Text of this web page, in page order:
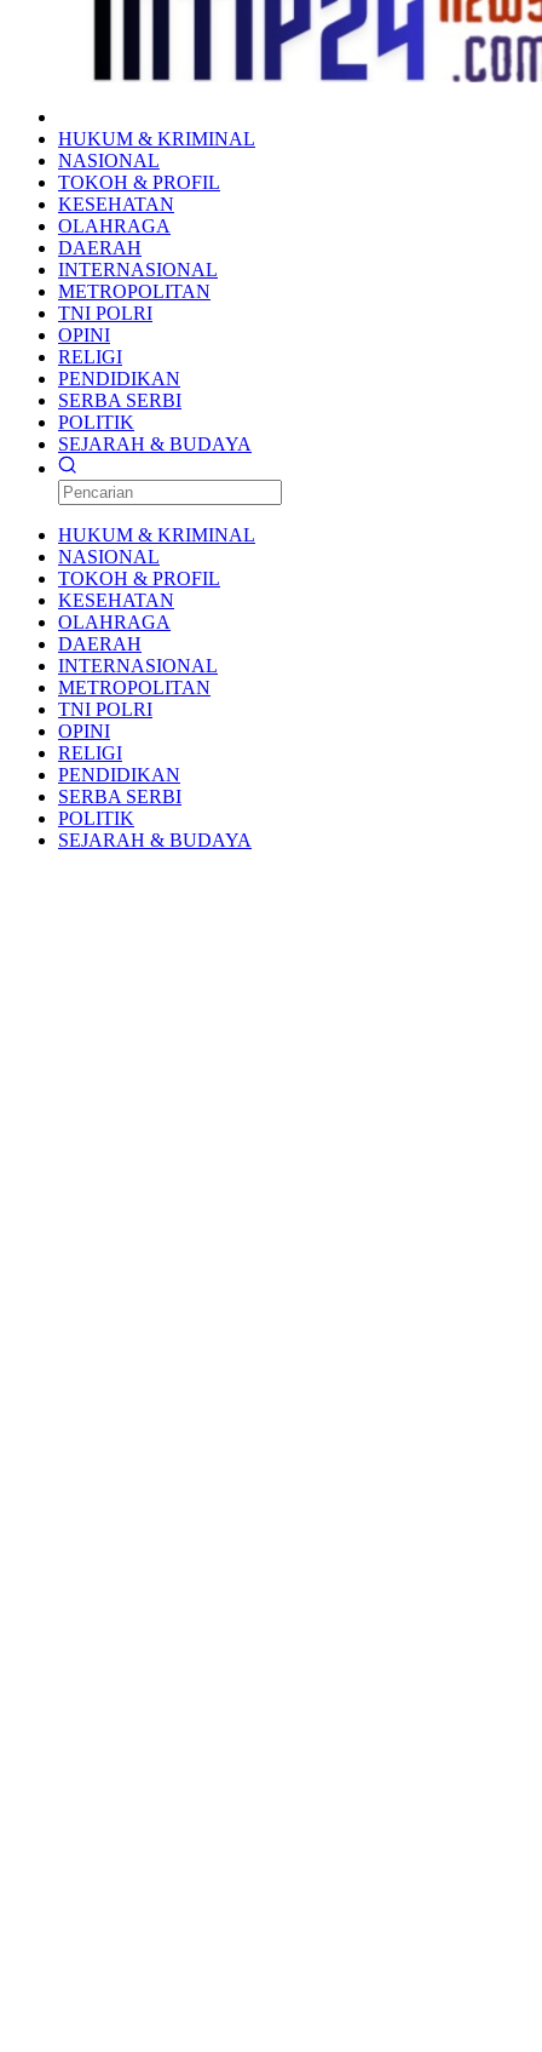
HUKUM & KRIMINAL
NASIONAL
TOKOH & PROFIL
KESEHATAN
OLAHRAGA
DAERAH
INTERNASIONAL
METROPOLITAN
TNI POLRI
OPINI
RELIGI
PENDIDIKAN
SERBA SERBI
POLITIK
SEJARAH & BUDAYA
HUKUM & KRIMINAL
NASIONAL
TOKOH & PROFIL
KESEHATAN
OLAHRAGA
DAERAH
INTERNASIONAL
METROPOLITAN
TNI POLRI
OPINI
RELIGI
PENDIDIKAN
SERBA SERBI
POLITIK
SEJARAH & BUDAYA